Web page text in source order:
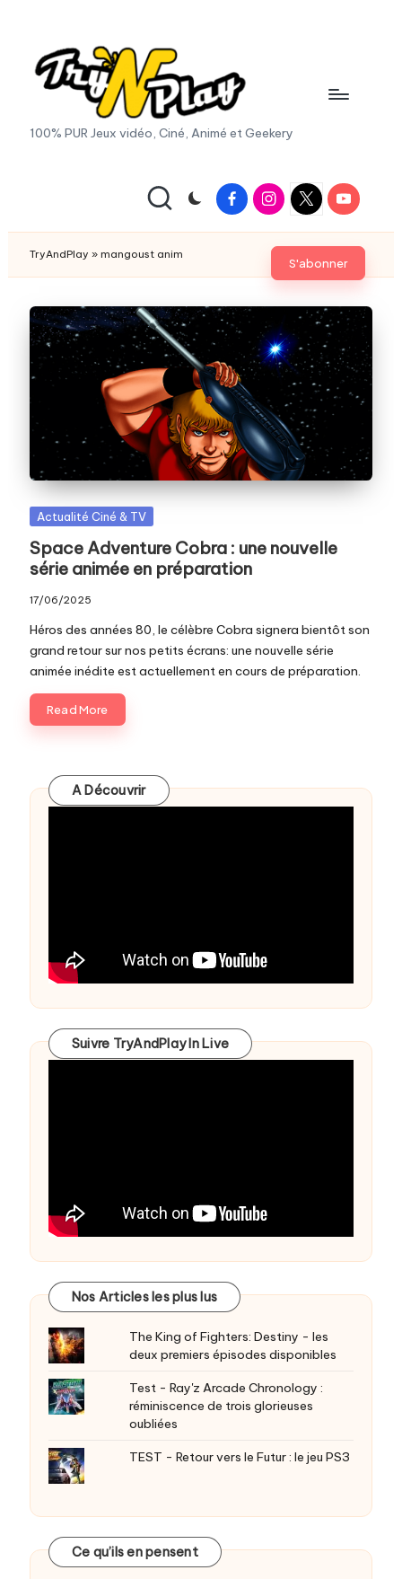
content
T
A
n
P
la
y.
c
o
m
100% PUR Jeux vidéo, Ciné, Animé et Geekery
FacebookInstagram
X
|
Twitter
Youtube
S'abonner
TryAndPlay » mangoust anim
Posted
Actualité Ciné & TV
Space Adventure Cobra : une nouvelle
série animée en préparation
17/06/2025
Héros des années 80, le célèbre Cobra signera bientôt son
grand retour sur nos petits écrans: une nouvelle série
animée inédite est actuellement en cours de préparation.
Read More
A Découvrir
Suivre TryAndPlay In Live
Nos Articles les plus lus
The King of Fighters: Destiny - les
deux premiers épisodes disponibles
Test - Ray'z Arcade Chronology :
réminiscence de trois glorieuses
oubliées
TEST - Retour vers le Futur : le jeu PS3
Ce qu’ils en pensent